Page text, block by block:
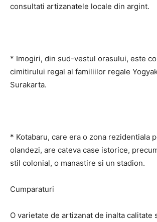
consultati artizanatele locale din argint.
* Imogiri, din sud-vestul orasului, este
cimitirului regal al familiilor regale
Surakarta.
* Kotabaru, care era o zona rezidentiala
olandezi, are cateva case istorice,
stil colonial, o manastire si un stadion.
Cumparaturi
O varietate de artizanat de inalta calitate